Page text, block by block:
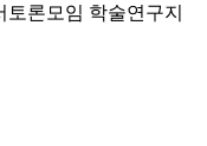
토론모임 학술연구지